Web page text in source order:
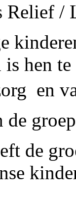
Relief /
hen
 en
de
de